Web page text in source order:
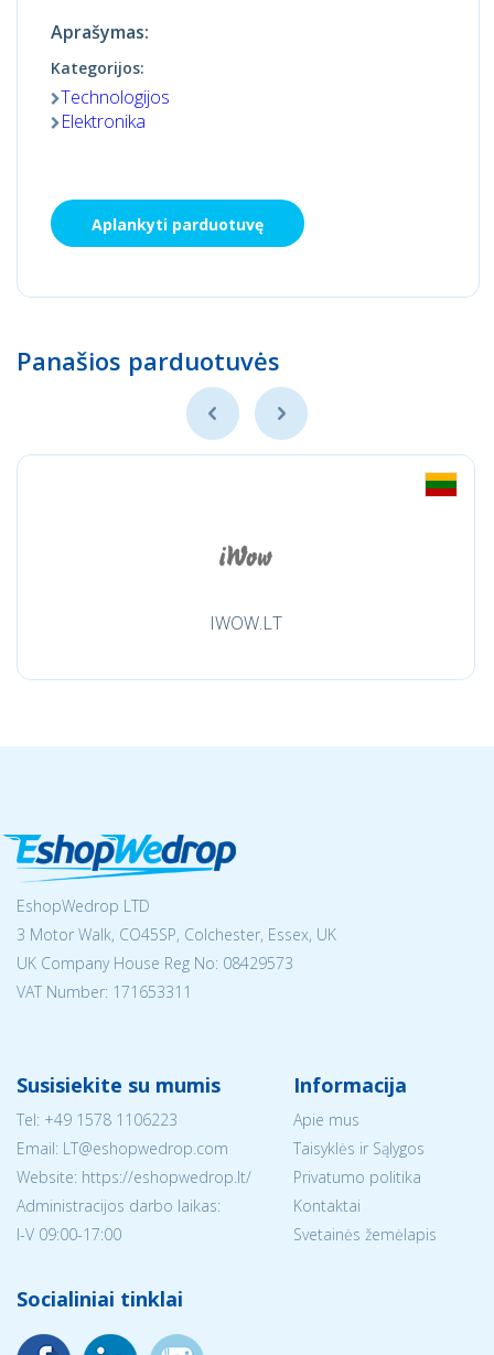
Aprašymas:
Kategorijos:
Technologijos
Elektronika
Aplankyti parduotuvę
Panašios parduotuvės
IWOW.LT
EshopWedrop LTD
3 Motor Walk, CO45SP, Colchester, Essex, UK
UK Company House Reg No: 08429573
VAT Number: 171653311
Susisiekite su mumis
Tel: +49 1578 1106223
Email: LT@eshopwedrop.com
Website: https://eshopwedrop.lt/
Administracijos darbo laikas:
I-V 09:00-17:00
Informacija
Apie mus
Taisyklės ir Sąlygos
Privatumo politika
Kontaktai
Svetainės žemėlapis
Socialiniai tinklai